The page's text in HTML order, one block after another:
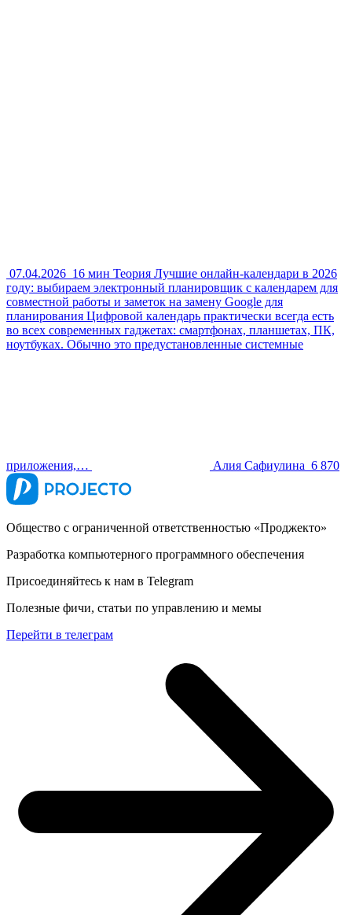
07.04.2026 16 мин Теория Лучшие онлайн-календари в 2026
году: выбираем электронный планировщик с календарем для
совместной работы и заметок на замену Google для
планирования Цифровой календарь практически всегда есть
во всех современных гаджетах: смартфонах, планшетах, ПК,
ноутбуках. Обычно это предустановленные системные
приложения,… Алия Сафиулина 6 870
Общество с ограниченной ответственностью «Проджекто»
Разработка компьютерного программного обеспечения
Присоединяйтесь к нам в Telegram
Полезные фичи, статьи по управлению и мемы
Перейти в телеграм